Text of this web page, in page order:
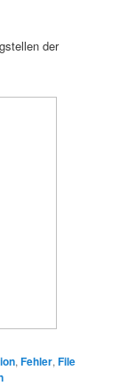
der
,Fehler,File